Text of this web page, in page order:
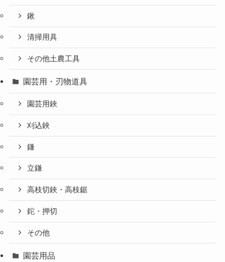
鍬
清掃用具
その他土農工具
園芸用・刃物道具
園芸用鋏
刈込鋏
鎌
立鎌
高枝切鋏・高枝鋸
鉈・押切
その他
園芸用品